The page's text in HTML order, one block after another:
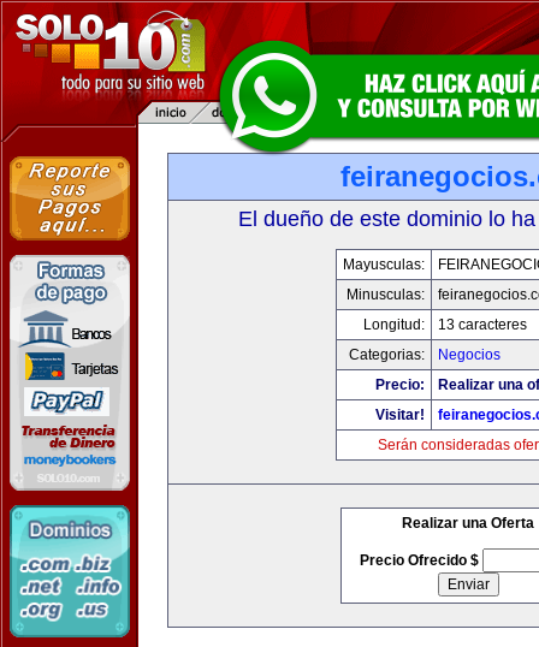
El dueño de este dominio lo
Mayusculas:
Minusculas:
Longitud:
13 caracteres
Categorias:
Negocios
Precio:
Realizar una
Visitar!
Serán consideradas
Realizar una Oferta
Precio Ofrecido $